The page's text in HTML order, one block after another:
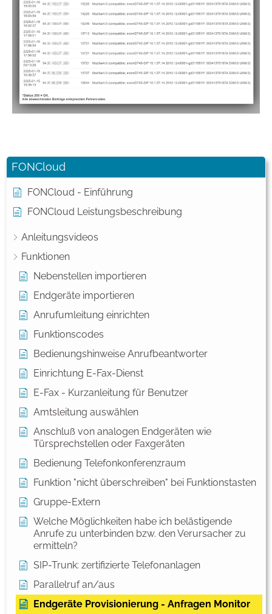
FONCloud
FONCloud - Einführung
FONCloud Leistungsbeschreibung
Anleitungsvideos
Funktionen
Nebenstellen importieren
Endgeräte importieren
Anrufumleitung einrichten
Funktionscodes
Bedienungshinweise Anrufbeantworter
Einrichtung E-Fax-Dienst
E-Fax - Kurzanleitung für Benutzer
Amtsleitung auswählen
Anschluß von analogen Endgeräten wie
Türsprechstellen oder Faxgeräten
Bedienung Telefonkonferenzraum
Funktion "nicht überschreiben" bei Funktionstasten
Gruppe-Extern
Welche Möglichkeiten habe ich belästigende
Anrufe zu unterbinden bzw. den Verursacher zu
ermitteln?
SIP-Trunk: zertifizierte Telefonanlagen
Parallelruf an/aus
Endgeräte Provisionierung - Anfragen Monitor